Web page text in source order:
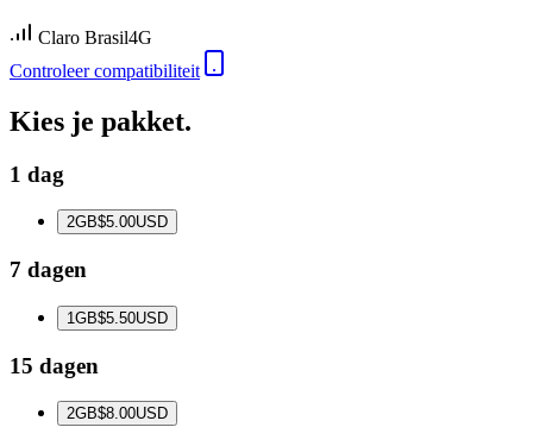
Claro Brasil4G
Controleer compatibiliteit
Kies je pakket.
1 dag
2GB$5.00USD
7 dagen
1 GB$5.50USD
15 dagen
2GB$8.00USD